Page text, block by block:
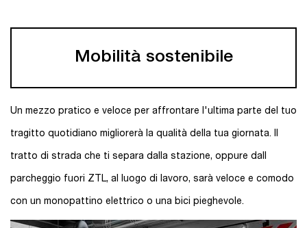
Mobilità sostenibile
Un mezzo pratico e veloce per affrontare l'ultima parte del tuo
tragitto quotidiano migliorerà la qualità della tua giornata. Il
tratto di strada che ti separa dalla stazione, oppure dall
parcheggio fuori ZTL, al luogo di lavoro, sarà veloce e comodo
con un monopattino elettrico o una bici pieghevole.